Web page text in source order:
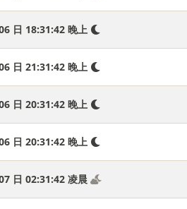
日 18:31:43 晚上
日 21:31:43 晚上
日 20:31:43 晚上
日 20:31:43 晚上
日 02:31:43 凌晨